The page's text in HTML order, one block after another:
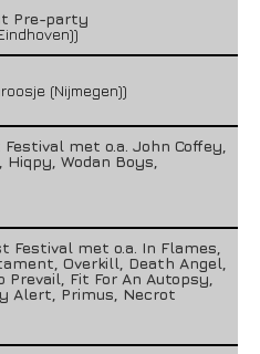
Pre-party
(Nijmegen))
met o.a. John Coffey,
Wodan Boys,
Festival met o.a. In Flames,
Overkill, Death Angel,
Prevail, Fit For An Autopsy,
Alert, Primus, Necrot